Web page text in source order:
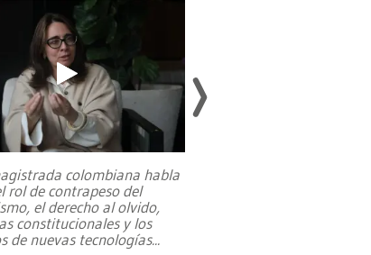
colombiana habla
rol de contrapeso del
el derecho al olvido,
constitucionales y los
de nuevas tecnologías...